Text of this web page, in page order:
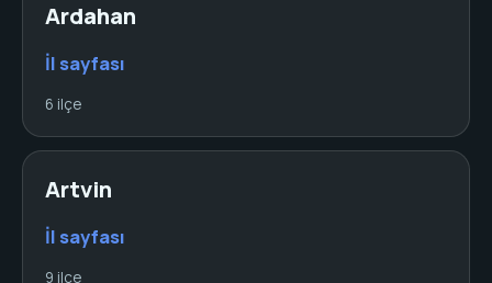
Ardahan
İl sayfası
6 ilçe
Artvin
İl sayfası
9 ilçe